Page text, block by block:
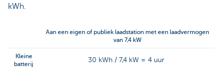
kWh.
Aan een eigen of publiek laadstation met een laadvermogen
van 7,4 kW
Kleine
batterij
30 kWh / 7,4 kW = 4 uur